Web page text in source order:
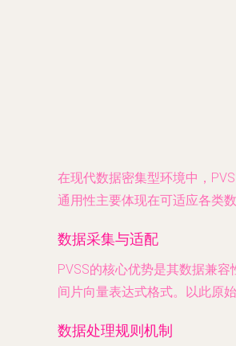
在现代数据密集型环境中，
通用性主要体现在可适应各类
数据采集与适配
PVSS的核心优势是其数据兼
间片向量表达式格式。以此原
数据处理规则机制